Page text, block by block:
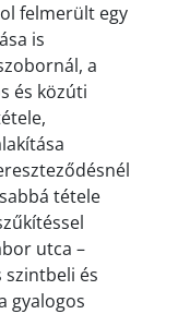
felmerült egy
is
a
és közúti
tétele
utca –
és
gyalogos